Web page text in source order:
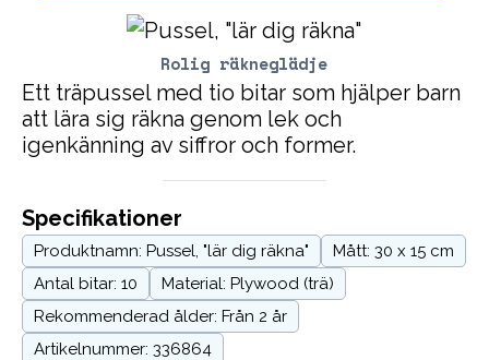
Rolig räkneglädje
Ett träpussel med tio bitar som hjälper barn
att lära sig räkna genom lek och
igenkänning av siffror och former.
Specifikationer
Produktnamn: Pussel, "lär dig räkna"
Mått: 30 x 15 cm
Antal bitar: 10
Material: Plywood (trä)
Rekommenderad ålder: Från 2 år
Artikelnummer: 336864